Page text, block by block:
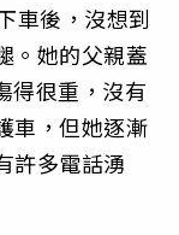
車後，沒想到
。她的父親蓋
得很重，沒有
車，但她逐漸
許多電話湧